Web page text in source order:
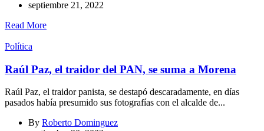
septiembre 21, 2022
Read More
Política
Raúl Paz, el traidor del PAN, se suma a Morena
Raúl Paz, el traidor panista, se destapó descaradamente, en días
pasados había presumido sus fotografías con el alcalde de...
By Roberto Dominguez